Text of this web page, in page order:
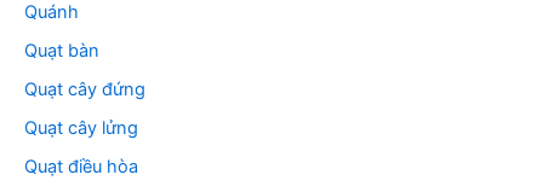
Quánh
Quạt bàn
Quạt cây đứng
Quạt cây lửng
Quạt điều hòa